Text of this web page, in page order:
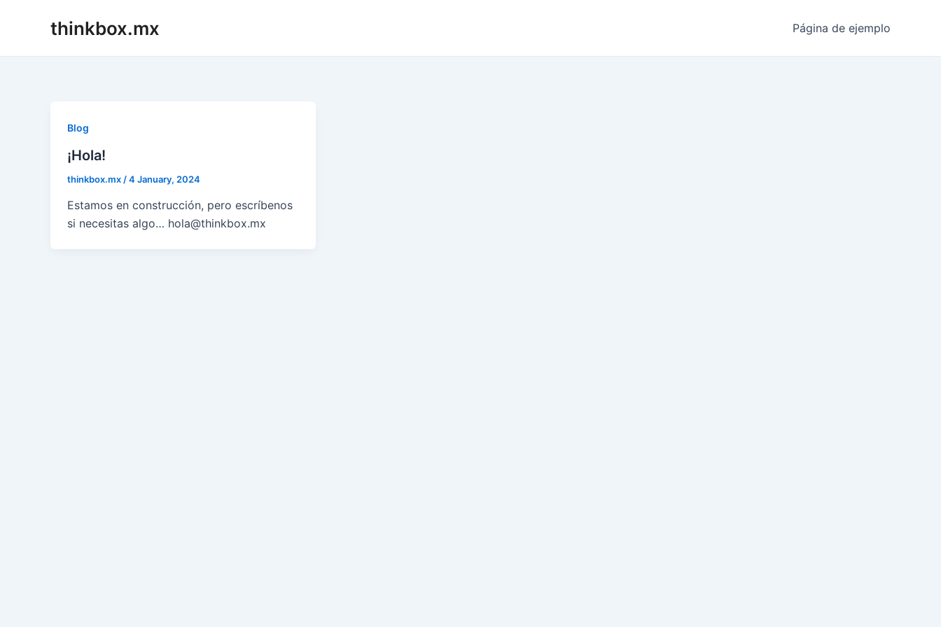
thinkbox.mx Página de ejemplo
Blog
¡Hola!
thinkbox.mx /4 January, 2024
Estamos en construcción, pero escríbenos
si necesitas algo… hola@thinkbox.mx